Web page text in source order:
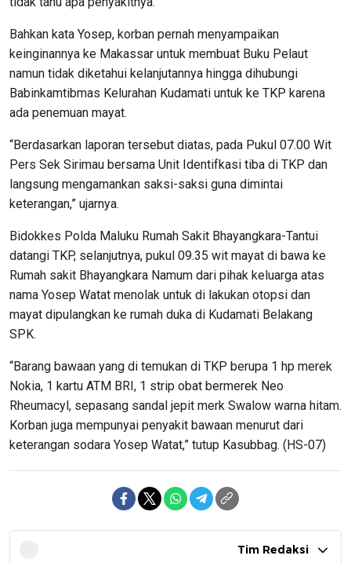
Bahkan kata Yosep, korban pernah menyampaikan
keinginannya ke Makassar untuk membuat Buku Pelaut
namun tidak diketahui kelanjutannya hingga dihubungi
Babinkamtibmas Kelurahan Kudamati untuk ke TKP karena
ada penemuan mayat.
“Berdasarkan laporan tersebut diatas, pada Pukul 07.00 Wit
Pers Sek Sirimau bersama Unit Identifkasi tiba di TKP dan
langsung mengamankan saksi-saksi guna dimintai
keterangan,” ujarnya.
Bidokkes Polda Maluku Rumah Sakit Bhayangkara-Tantui
datangi TKP, selanjutnya, pukul 09.35 wit mayat di bawa ke
Rumah sakit Bhayangkara Namum dari pihak keluarga atas
nama Yosep Watat menolak untuk di lakukan otopsi dan
mayat dipulangkan ke rumah duka di Kudamati Belakang
SPK.
“Barang bawaan yang di temukan di TKP berupa 1 hp merek
Nokia, 1 kartu ATM BRI, 1 strip obat bermerek Neo
Rheumacyl, sepasang sandal jepit merk Swalow warna hitam.
Korban juga mempunyai penyakit bawaan menurut dari
keterangan sodara Yosep Watat,” tutup Kasubbag. (HS-07)
Tim Redaksi